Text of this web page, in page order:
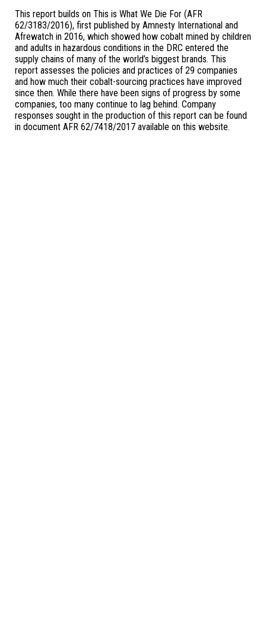
This report builds on This is What We Die For (AFR
62/3183/2016), first published by Amnesty International and
Afrewatch in 2016, which showed how cobalt mined by children
and adults in hazardous conditions in the DRC entered the
supply chains of many of the world’s biggest brands. This
report assesses the policies and practices of 29 companies
and how much their cobalt-sourcing practices have improved
since then. While there have been signs of progress by some
companies, too many continue to lag behind. Company
responses sought in the production of this report can be found
in document AFR 62/7418/2017 available on this website.